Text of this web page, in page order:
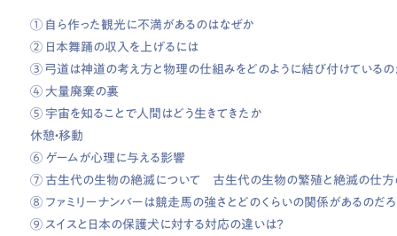
① 自ら作った観光に不満があるのはなぜか
② 日本舞踊の収入を上げるには
③ 弓道は神道の考え方と物理の仕組みをどのように結び付けているの
④ 大量廃棄の裏
⑤ 宇宙を知ることで人間はどう生きてきたか
休憩・移動
⑥ ゲームが心理に与える影響
⑦ 古生代の生物の絶滅について 古生代の生物の繁殖と絶滅の仕方
⑧ ファミリーナンバーは競走馬の強さとどのくらいの関係があるのだろ
⑨ スイスと日本の保護犬に対する対応の違いは？